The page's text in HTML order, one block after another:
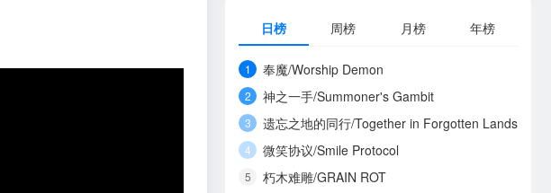
日榜 周榜 月榜 年榜
1 奉魔/Worship Demon
2 神之一手/Summoner's Gambit
3 遗忘之地的同行/Together in Forgotten Lands
4 微笑协议/Smile Protocol
5 朽木难雕/GRAIN ROT